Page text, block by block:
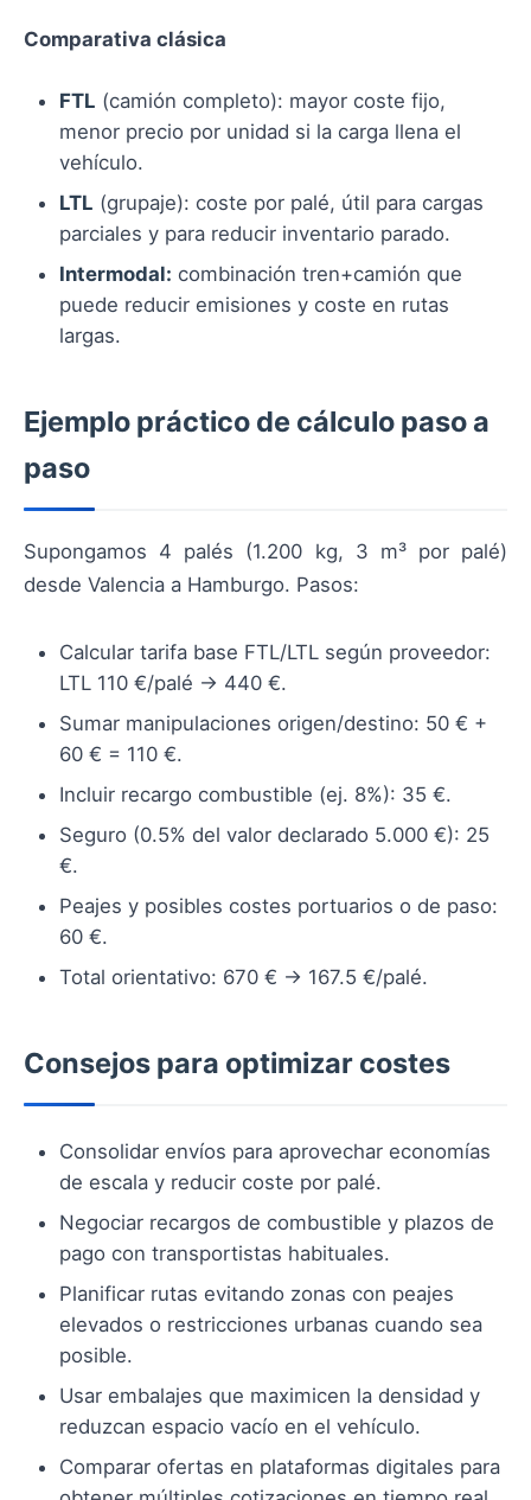
Comparativa clásica
FTL (camión completo): mayor coste fijo,
menor precio por unidad si la carga llena el
vehículo.
LTL (grupaje): coste por palé, útil para cargas
parciales y para reducir inventario parado.
Intermodal: combinación tren+camión que
puede reducir emisiones y coste en rutas
largas.
Ejemplo práctico de cálculo paso a
paso
Supongamos 4 palés (1.200 kg, 3 m³ por palé)
desde Valencia a Hamburgo. Pasos:
Calcular tarifa base FTL/LTL según proveedor:
LTL 110 €/palé → 440 €.
Sumar manipulaciones origen/destino: 50 € +
60 € = 110 €.
Incluir recargo combustible (ej. 8%): 35 €.
Seguro (0.5% del valor declarado 5.000 €): 25
€.
Peajes y posibles costes portuarios o de paso:
60 €.
Total orientativo: 670 € → 167.5 €/palé.
Consejos para optimizar costes
Consolidar envíos para aprovechar economías
de escala y reducir coste por palé.
Negociar recargos de combustible y plazos de
pago con transportistas habituales.
Planificar rutas evitando zonas con peajes
elevados o restricciones urbanas cuando sea
posible.
Usar embalajes que maximicen la densidad y
reduzcan espacio vacío en el vehículo.
Comparar ofertas en plataformas digitales para